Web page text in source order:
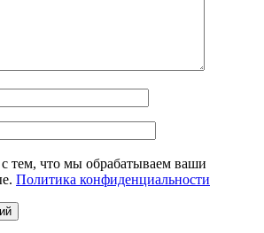
тем, что мы обрабатываем ваши
Политика конфиденциальности